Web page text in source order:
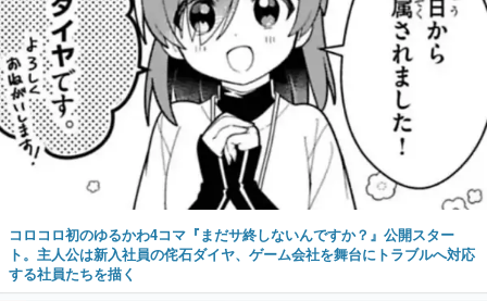
コロコロ初のゆるかわ4コマ『まだサ終しないんですか？』公開スター
ト。主人公は新入社員の侘石ダイヤ、ゲーム会社を舞台にトラブルへ対応
する社員たちを描く